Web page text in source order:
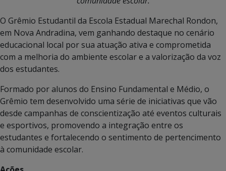
O Grêmio Estudantil da Escola Estadual Marechal Rondon,
em Nova Andradina, vem ganhando destaque no cenário
educacional local por sua atuação ativa e comprometida
com a melhoria do ambiente escolar e a valorização da voz
dos estudantes.
Formado por alunos do Ensino Fundamental e Médio, o
Grêmio tem desenvolvido uma série de iniciativas que vão
desde campanhas de conscientização até eventos culturais
e esportivos, promovendo a integração entre os
estudantes e fortalecendo o sentimento de pertencimento
à comunidade escolar.